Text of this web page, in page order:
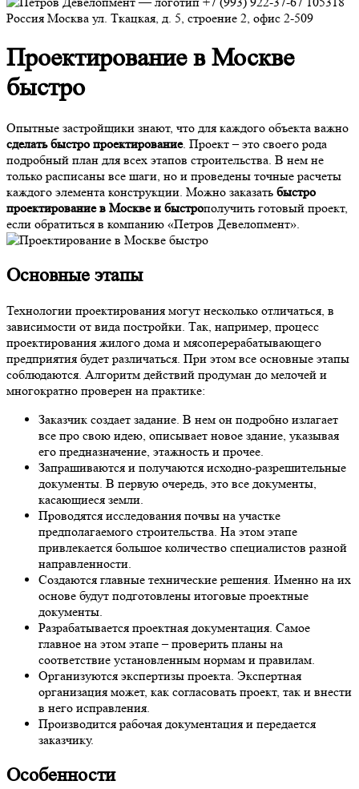
Россия Москва ул. Ткацкая, д. 5, строение 2, офис 2-509
Проектирование в Москве
быстро
Опытные застройщики знают, что для каждого объекта важно
сделать быстро проектирование. Проект – это своего рода
подробный план для всех этапов строительства. В нем не
только расписаны все шаги, но и проведены точные расчеты
каждого элемента конструкции. Можно заказать быстро
проектирование в Москве и быстрополучить готовый проект,
если обратиться в компанию «Петров Девелопмент».
Основные этапы
Технологии проектирования могут несколько отличаться, в
зависимости от вида постройки. Так, например, процесс
проектирования жилого дома и мясоперерабатывающего
предприятия будет различаться. При этом все основные этапы
соблюдаются. Алгоритм действий продуман до мелочей и
многократно проверен на практике:
Заказчик создает задание. В нем он подробно излагает
все про свою идею, описывает новое здание, указывая
его предназначение, этажность и прочее.
Запрашиваются и получаются исходно-разрешительные
документы. В первую очередь, это все документы,
касающиеся земли.
Проводятся исследования почвы на участке
предполагаемого строительства. На этом этапе
привлекается большое количество специалистов разной
направленности.
Создаются главные технические решения. Именно на их
основе будут подготовлены итоговые проектные
документы.
Разрабатывается проектная документация. Самое
главное на этом этапе – проверить планы на
соответствие установленным нормам и правилам.
Организуются экспертизы проекта. Экспертная
организация может, как согласовать проект, так и внести
в него исправления.
Производится рабочая документация и передается
заказчику.
Особенности